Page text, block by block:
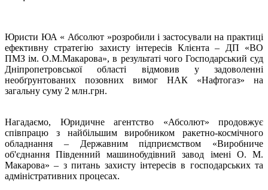
Юристи ЮА « Абсолют »розробили і застосували на практиці
ефективну стратегію захисту інтересів Клієнта – ДП «ВО
ПМЗ ім. О.М.Макарова», в результаті чого Господарський суд
Дніпропетровської області відмовив у задоволенні
необґрунтованих позовних вимог НАК «Нафтогаз» на
загальну суму 2 млн.грн.
Нагадаємо, Юридичне агентство «Абсолют» продовжує
співпрацю з найбільшим виробником ракетно-космічного
обладнання – Державним підприємством «Виробниче
об'єднання Південний машинобудівний завод імені О. М.
Макарова» – з питань захисту інтересів в господарських та
адміністративних процесах.